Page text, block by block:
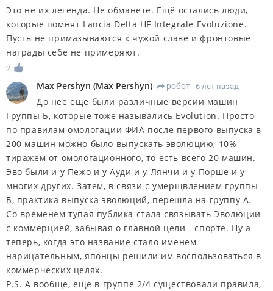
Это не их легенда. Не обманете. Ещё остались люди,
которые помнят Lancia Delta HF Integrale Evoluzione.
Пусть не примазываются к чужой славе и фронтовые
награды себе не примеряют.
2
Max Pershyn (Max Pershyn) R робот 6 лет назад
До нее еще были различные версии машин
Группы Б, которые тоже назывались Evolution. Просто
по правилам омологации ФИА после первого выпуска в
200 машин можно было выпускать эволюцию, 10%
тиражем от омологационного, то есть всего 20 машин.
Эво были и у Пежо и у Ауди и у Лянчи и у Порше и у
многих других. Затем, в связи с умерщвлением группы
Б, практика выпуска эволюций, перешла на группу А.
Со временем тупая публика стала связывать Эволюции
с коммерцией, забывая о главной цели - спорте. Ну а
теперь, когда это название стало именем
нарицательным, японцы решили им воспользоваться в
коммерческих целях.
P.S. А вообще, еще в группе 2/4 существовали правила,